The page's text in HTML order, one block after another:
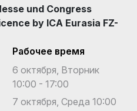
und Congress
by ICA Eurasia FZ-
Рабочее время
6 октября, Вторник
10:00 - 17:00
7 октября, Среда 10:00